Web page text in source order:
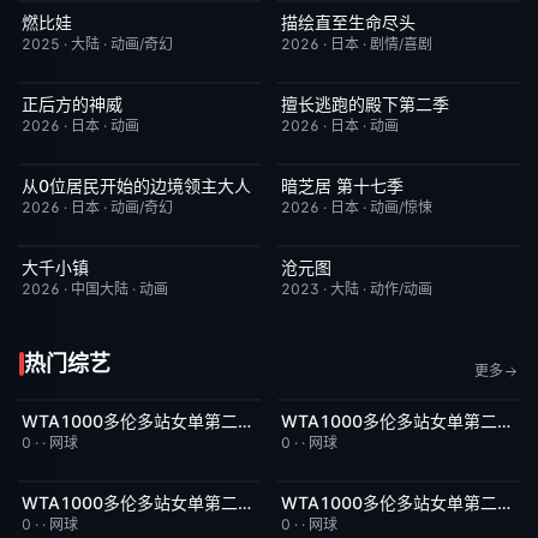
HD国语
燃比娃
2025 · 大陆 · 动画/奇幻
更新至第06集
描绘直至生命尽头
2026 · 日本 · 剧情/喜剧
更新至第06集
正后方的神威
2026 · 日本 · 动画
更新至第04集
擅长逃跑的殿下第二季
2026 · 日本 · 动画
更新至第06集 1.0
从0位居民开始的边境领主大人
2026 · 日本 · 动画/奇幻
更新至第3集
暗芝居 第十七季
2026 · 日本 · 动画/惊悚
更新至第5集
大千小镇
2026 · 中国大陆 · 动画
更新至第89集
沧元图
2023 · 大陆 · 动作/动画
热门综艺 更多
今日更新 5.0WTA1000多伦多站女单第二轮：扎拉祖阿VS费尔南德斯
0 · · 网球
今日更新 5.0WTA1000多伦多站女单第二轮：帕克斯VS伊埃拉
0 · · 网球
今日更新 3.0WTA1000多伦多站女单第二轮：卡萨金娜VS莱巴金娜
0 · · 网球
今日更新 5.0WTA1000多伦多站女单第二轮：戴伊VS高芙
0 · · 网球